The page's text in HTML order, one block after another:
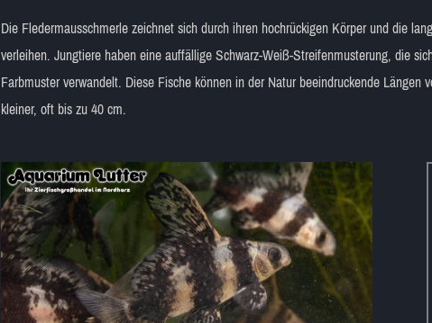
Die Fledermausschmerle zeichnet sich durch ihren hochrückigen Körper und die
verleihen. Jungtiere haben eine auffällige Schwarz-Weiß-Streifenmusterung, die
Farbmuster verwandelt. Diese Fische können in der Natur beeindruckende
kleiner, oft bis zu 40 cm.